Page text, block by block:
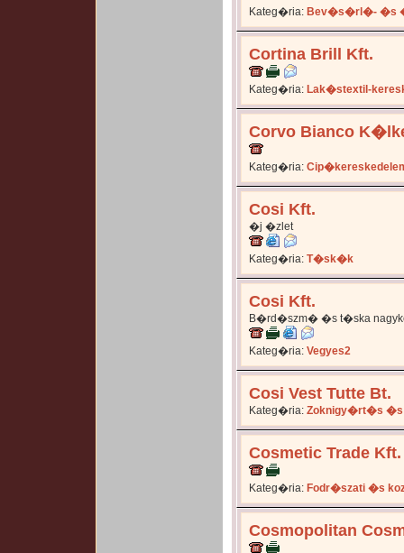
Kateg�ria: Bev�s�rl�- �s
Cortina Brill Kft.
Kateg�ria: Lak�stextil-
Corvo Bianco
Kateg�ria:
Cosi Kft.
�j �zlet
Kateg�ria: T�sk�k
Cosi Kft.
B�rd�szm� �s t�ska
Kateg�ria: Vegyes2
Cosi Vest Tutte Bt.
Kateg�ria: Zoknigy�rt�s �s
Cosmetic Trade Kft.
Kateg�ria: Fodr�szati �s
Cosmopolitan